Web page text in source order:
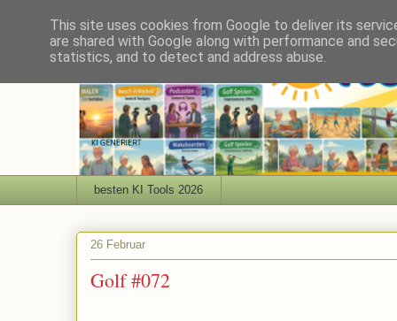
besten KI Tools 2026
26 Februar
Golf #072
This site uses cookies from Google to deliver its
are shared with Google along with performance and
statistics, and to detect and address abuse.